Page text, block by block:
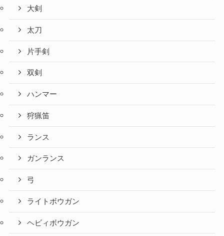
大剣
太刀
片手剣
双剣
ハンマー
狩猟笛
ランス
ガンランス
弓
ライトボウガン
ヘビィボウガン